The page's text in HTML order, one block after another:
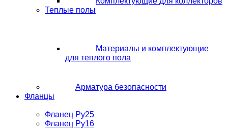
Теплые полы
Материалы и комплектующие
для теплого пола
Арматура безопасности
Фланцы
Фланец Ру25
Фланец Ру16